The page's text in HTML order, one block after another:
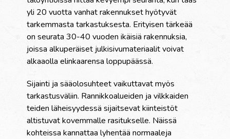
yli 20 vuotta vanhat rakennukset hyötyvät
tarkemmasta tarkastuksesta. Erityisen tärkeää
on seurata 30-40 vuoden ikäisiä rakennuksia,
joissa alkuperäiset julkisivumateriaalit voivat
alkaaolla elinkaarensa loppupäässä.
Sijainti ja sääolosuhteet vaikuttavat myös
tarkastusväliin. Rannikkoalueiden ja vilkkaiden
teiden läheisyydessä sijaitsevat kiinteistöt
altistuvat kovemmalle rasitukselle. Näissä
kohteissa kannattaa lyhentää normaaleja